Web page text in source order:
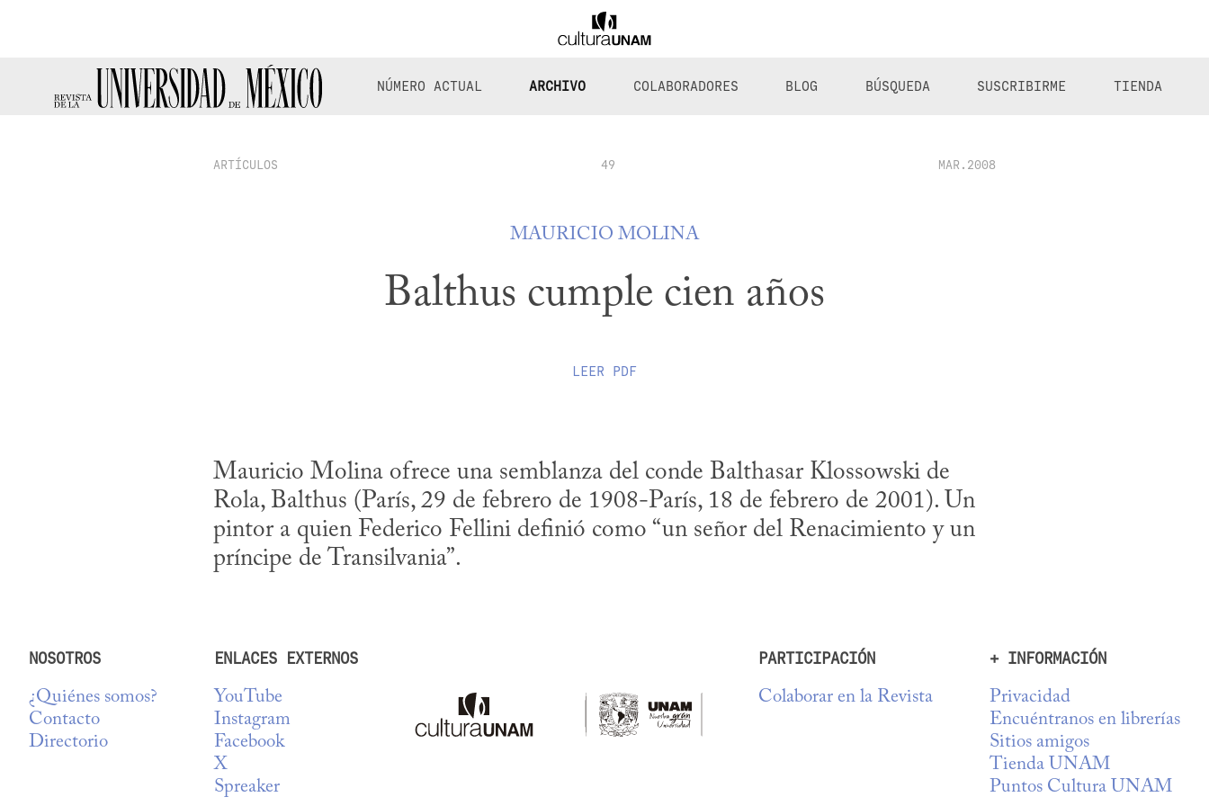
NÚMERO ACTUAL ARCHIVO COLABORADORES BLOG BÚSQUEDA SUSCRIBIRME TIENDA
ARTÍCULOS 49 MAR.2008
MAURICIO MOLINA
Balthus cumple cien años
LEER PDF
Mauricio Molina ofrece una semblanza del conde Balthasar Klossowski de
Rola, Balthus (París, 29 de febrero de 1908-París, 18 de febrero de 2001). Un
pintor a quien Federico Fellini definió como “un señor del Renacimiento y un
príncipe de Transilvania”.
NOSOTROS
¿Quiénes somos?
Contacto
Directorio
ENLACES EXTERNOS
YouTube
Instagram
Facebook
X
Spreaker
PARTICIPACIÓN
Colaborar en la Revista
+ INFORMACIÓN
Privacidad
Encuéntranos en librerías
Sitios amigos
Tienda UNAM
Puntos Cultura UNAM